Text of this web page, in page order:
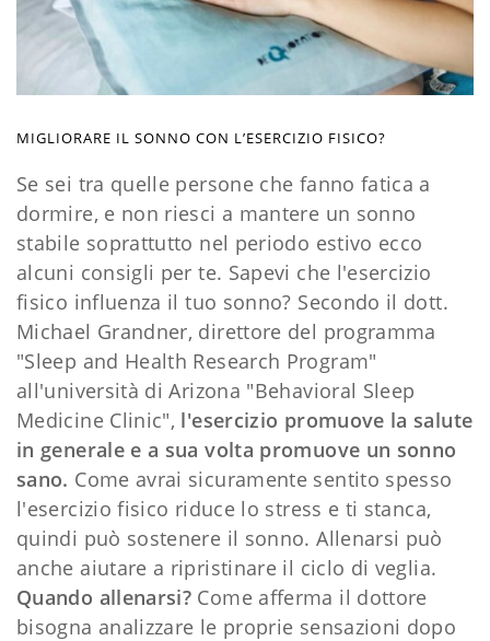
MIGLIORARE IL SONNO CON L’ESERCIZIO FISICO?
Se sei tra quelle persone che fanno fatica a
dormire, e non riesci a mantere un sonno
stabile soprattutto nel periodo estivo ecco
alcuni consigli per te. Sapevi che l'esercizio
fisico influenza il tuo sonno? Secondo il dott.
Michael Grandner, direttore del programma
"Sleep and Health Research Program"
all'università di Arizona "Behavioral Sleep
Medicine Clinic", l'esercizio promuove la salute
in generale e a sua volta promuove un sonno
sano. Come avrai sicuramente sentito spesso
l'esercizio fisico riduce lo stress e ti stanca,
quindi può sostenere il sonno. Allenarsi può
anche aiutare a ripristinare il ciclo di veglia.
Quando allenarsi? Come afferma il dottore
bisogna analizzare le proprie sensazioni dopo